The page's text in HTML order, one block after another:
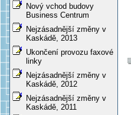
Nový vchod budovy
Business Centrum
Nejzásadnější změny v
Kaskádě, 2013
Ukončení provozu faxové
linky
Nejzásadnější změny v
Kaskádě, 2012
Nejzásadnější změny v
Kaskádě, 2011